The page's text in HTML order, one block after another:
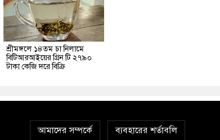
শ্রীমঙ্গলে ১৪তম চা নিলামে
বিটিআরআইয়ের গ্রিন টি ২৭৯০
টাকা কেজি দরে বিক্রি
আমাদের সম্পর্কে ব্যবহারের শর্তাবলি